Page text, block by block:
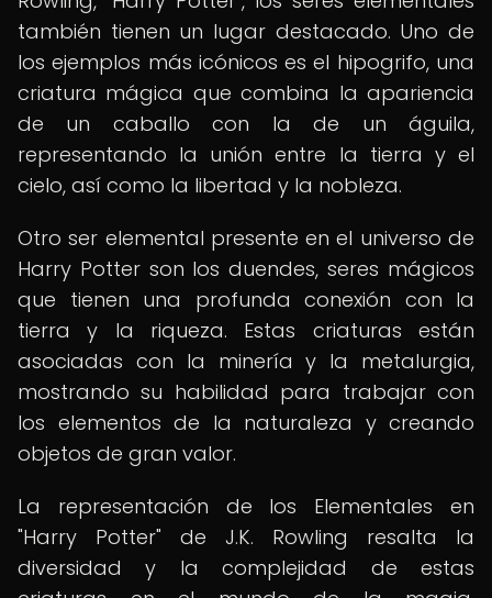
también tienen un lugar destacado. Uno de
los ejemplos más icónicos es el hipogrifo, una
criatura mágica que combina la apariencia
de un caballo con la de un águila,
representando la unión entre la tierra y el
cielo, así como la libertad y la nobleza.
Otro ser elemental presente en el universo de
Harry Potter son los duendes, seres mágicos
que tienen una profunda conexión con la
tierra y la riqueza. Estas criaturas están
asociadas con la minería y la metalurgia,
mostrando su habilidad para trabajar con
los elementos de la naturaleza y creando
objetos de gran valor.
La representación de los Elementales en
"Harry Potter" de J.K. Rowling resalta la
diversidad y la complejidad de estas